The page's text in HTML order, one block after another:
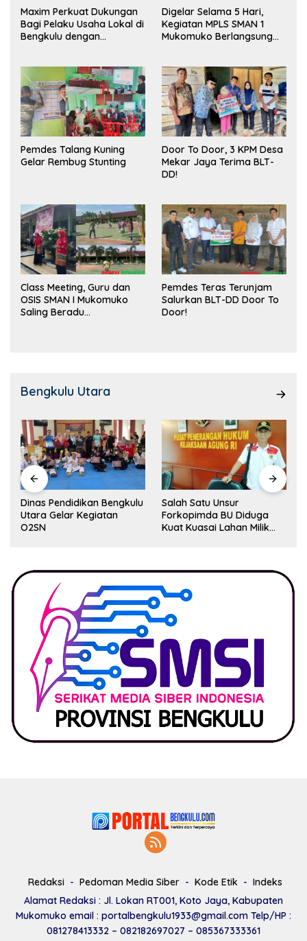
Maxim Perkuat Dukungan
Bagi Pelaku Usaha Lokal di
Bengkulu dengan
Pasar
Digelar Selama 5 Hari,
Kegiatan MPLS SMAN 1
Mukomuko Berlangsung
Pemdes Talang Kuning
Gelar Rembug Stunting
Door To Door, 3 KPM Desa
Mekar Jaya Terima BLT-
DD!
Class Meeting, Guru dan
OSIS SMAN I Mukomuko
Saling Beradu
Pemdes Teras Terunjam
Salurkan BLT-DD Door To
Door!
Bengkulu Utara
Dinas Pendidikan Bengkulu
Utara Gelar Kegiatan
O2SN
Salah Satu Unsur
Forkopimda BU Diduga
Kuat Kuasai Lahan Milik
Redaksi Pedoman Media Siber Kode Etik
Indeks
Alamat Redaksi : Jl. Lokan RT001, Koto Jaya, Kabupaten
Mukomuko email : portalbengkulu1933@gmail.com Telp/HP :
081278413332 – 082182697027 – 085367333361